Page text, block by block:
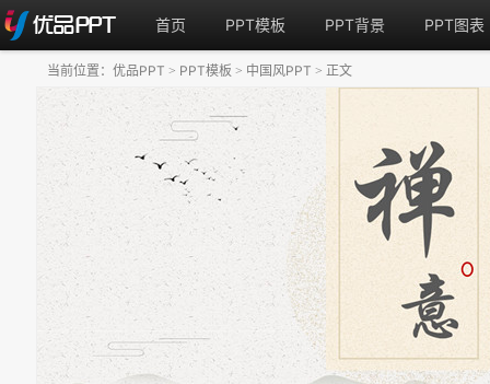
首页 PPT模板 PPT背景 PPT图表
当前位置： 优品PPT > PPT模板 > 中国风PPT > 正文